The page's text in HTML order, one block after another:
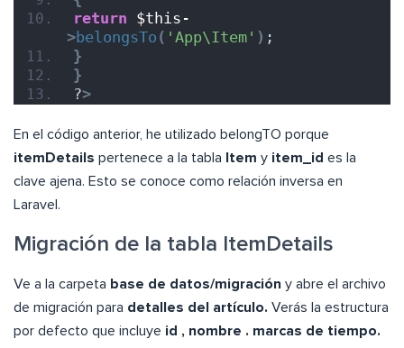
return $this-
>belongsTo ( 'App\Item' ) ;
}
}
?>
En el código anterior, he utilizado belongTO porque
itemDetails pertenece a la tabla Item y item_id es la
clave ajena. Esto se conoce como relación inversa en
Laravel.
Migración de la tabla ItemDetails
Ve a la carpeta base de datos/migración y abre el archivo
de migración para detalles del artículo. Verás la estructura
por defecto que incluye id , nombre . marcas de tiempo.